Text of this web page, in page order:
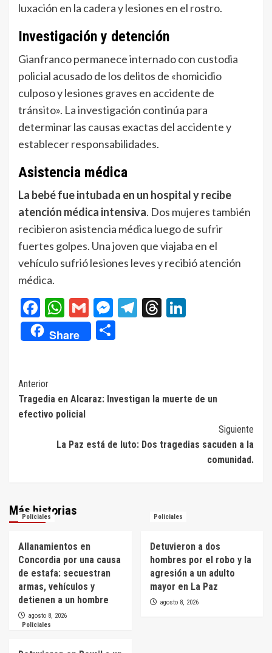
luxación en la cadera y lesiones en el rostro.
Investigación y detención
Gianfranco permanece internado con custodia
policial acusado de los delitos de «homicidio
culposo y lesiones graves en accidente de
tránsito». La investigación continúa para
determinar las causas exactas del accidente y
establecer responsabilidades.
Asistencia médica
La bebé fue intubada en un hospital y recibe
atención médica intensiva. Dos mujeres también
recibieron asistencia médica luego de sufrir
fuertes golpes. Una joven que viajaba en el
vehículo sufrió lesiones leves y recibió atención
médica.
Facebook
WhatsApp
GmailMessenger
Telegram
Threads
Share
Navegación
de
entradas
Anterior
Tragedia en Alcaraz: Investigan la muerte de un
efectivo policial
Siguiente
La Paz está de luto: Dos tragedias sacuden a la
comunidad.
Más historias
Policiales
Allanamientos en
Concordia por una causa
de estafa: secuestran
armas, vehículos y
detienen a un hombre
agosto 8, 2026
Policiales
Detuvieron a dos
hombres por el robo y la
agresión a un adulto
mayor en La Paz
agosto 8, 2026
Policiales